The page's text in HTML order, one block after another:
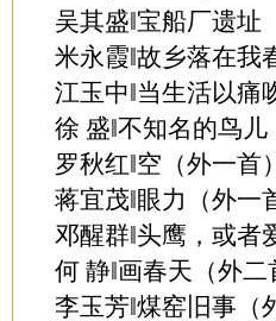
吴其盛‖宝船厂遗址
米永霞‖故乡落在我
江玉中‖当生活以痛
徐 盛‖不知名的鸟儿
罗秋红‖空（外一首）
蒋宜茂‖眼力（外一
邓醒群‖头鹰，或者
何 静‖画春天（外二
李玉芳‖煤窑旧事（